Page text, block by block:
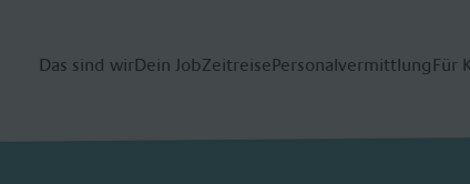
Das sind wirDein JobZeitreisePersonalvermittlung Für